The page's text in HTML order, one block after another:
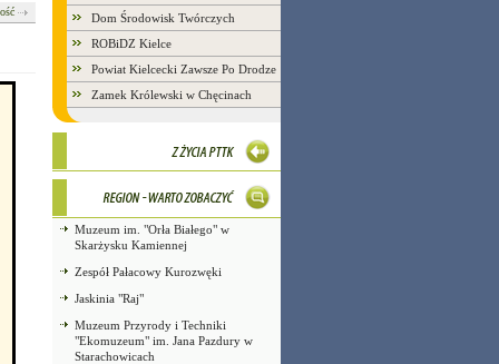
Dom Środowisk Twórczych
ROBiDZ Kielce
Powiat Kielcecki Zawsze Po Drodze
Zamek Królewski w Chęcinach
Muzeum im. "Orła Białego" w
Skarżysku Kamiennej
Zespół Pałacowy Kurozwęki
Jaskinia "Raj"
Muzeum Przyrody i Techniki
"Ekomuzeum" im. Jana Pazdury w
Starachowicach